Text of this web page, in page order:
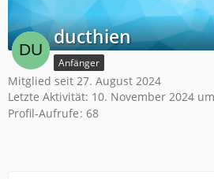
ducthien
Anfänger
Mitglied seit 27. August 2024
Letzte Aktivität: 10. November 2024
Profil-Aufrufe 68